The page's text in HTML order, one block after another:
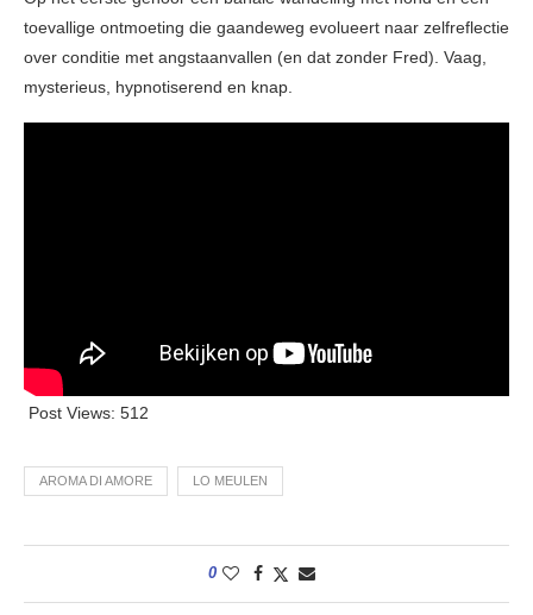
toevallige ontmoeting die gaandeweg evolueert naar zelfreflectie
over conditie met angstaanvallen (en dat zonder Fred). Vaag,
mysterieus, hypnotiserend en knap.
Post Views: 512
AROMA DI AMORE LO MEULEN
0